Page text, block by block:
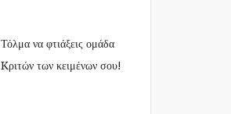
Τόλμα να φτιάξεις ομάδα
Kριτών των κειμένων σου!